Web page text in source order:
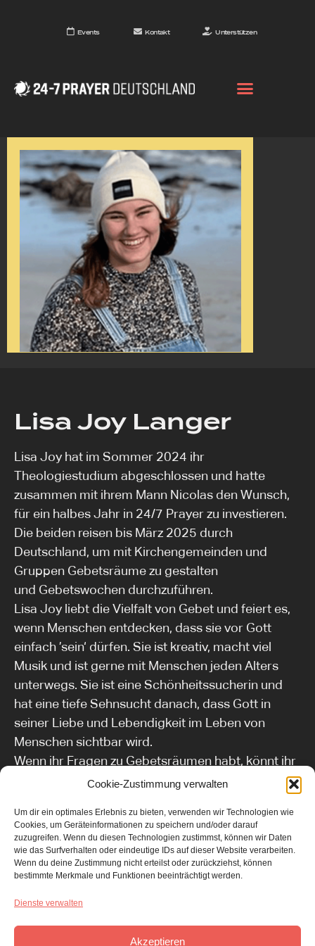
Cookie-Zustimmung verwalten
Um dir ein optimales Erlebnis zu bieten, verwenden wir Technologien wie
Cookies, um Geräteinformationen zu speichern und/oder darauf
zuzugreifen. Wenn du diesen Technologien zustimmst, können wir Daten
wie das Surfverhalten oder eindeutige IDs auf dieser Website verarbeiten.
Wenn du deine Zustimmung nicht erteilst oder zurückziehst, können
bestimmte Merkmale und Funktionen beeinträchtigt werden.
Dienste verwalten
Akzeptieren
Events Kontakt Unterstützen
Lisa Joy Langer
Lisa Joy hat im Sommer 2024 ihr
Theologiestudium abgeschlossen und hatte
zusammen mit ihrem Mann Nicolas den Wunsch,
für ein halbes Jahr in 24/7 Prayer zu investieren.
Die beiden reisen bis März 2025 durch
Deutschland, um mit Kirchengemeinden und
Gruppen Gebetsräume zu gestalten
und Gebetswochen durchzuführen.
Lisa Joy liebt die Vielfalt von Gebet und feiert es,
wenn Menschen entdecken, dass sie vor Gott
einfach ’sein‘ dürfen. Sie ist kreativ, macht viel
Musik und ist gerne mit Menschen jeden Alters
unterwegs. Sie ist eine Schönheitssucherin und
hat eine tiefe Sehnsucht danach, dass Gott in
seiner Liebe und Lebendigkeit im Leben von
Menschen sichtbar wird.
Wenn ihr Fragen zu Gebetsräumen habt, könnt ihr
euch gerne direkt an Lisa und Nicolas wenden: